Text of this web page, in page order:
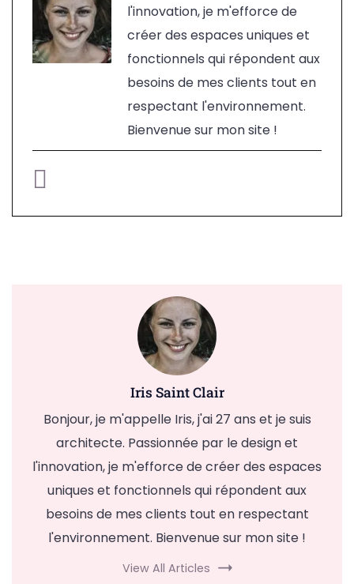
l'innovation, je m'efforce de
créer des espaces uniques et
fonctionnels qui répondent aux
besoins de mes clients tout en
respectant l'environnement.
Bienvenue sur mon site !
Iris Saint Clair
Bonjour, je m'appelle Iris, j'ai 27 ans et je suis
architecte. Passionnée par le design et
l'innovation, je m'efforce de créer des espaces
uniques et fonctionnels qui répondent aux
besoins de mes clients tout en respectant
l'environnement. Bienvenue sur mon site !
View All Articles